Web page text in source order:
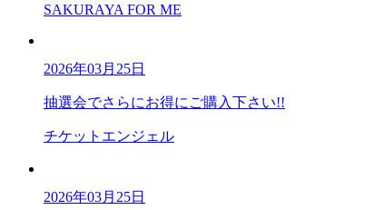
SAKURAYA FOR ME
2026年03月25日
抽選会でさらにお得にご購入下さい!!
チケットエンジェル
2026年03月25日